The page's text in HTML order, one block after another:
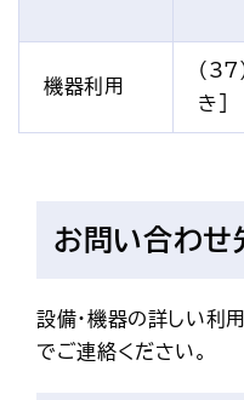
機器利用
（
き]
お問い合わせ
設備・機器の詳しい利
でご連絡ください。